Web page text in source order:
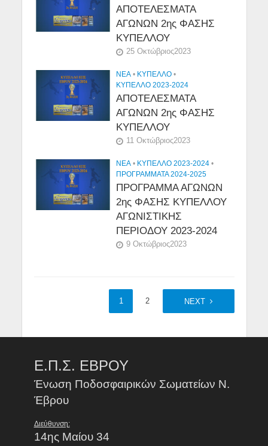
ΑΠΟΤΕΛΕΣΜΑΤΑ
ΑΓΩΝΩΝ 2ης ΦΑΣΗΣ
ΚΥΠΕΛΛΟΥ
25 Οκτώβριος2023
NEA • ΚΎΠΕΛΛΟ •
ΚΥΠΕΛΛΟ 2023-2024
ΑΠΟΤΕΛΕΣΜΑΤΑ
ΑΓΩΝΩΝ 2ης ΦΑΣΗΣ
ΚΥΠΕΛΛΟΥ
11 Οκτώβριος2023
NEA • ΚΥΠΕΛΛΟ 2023-2024 •
ΠΡΟΓΡΑΜΜΑΤΑ 2024-2025
ΠΡΟΓΡΑΜΜΑ ΑΓΩΝΩΝ
2ης ΦΑΣΗΣ ΚΥΠΕΛΛΟΥ
ΑΓΩΝΙΣΤΙΚΗΣ
ΠΕΡΙΟΔΟΥ 2023-2024
9 Οκτώβριος2023
1 2 NEXT
Ε.Π.Σ. ΕΒΡΟΥ
Ένωση Ποδοσφαιρικών Σωματείων Ν.
Έβρου
Διεύθυνση:
14ης Μαίου 34